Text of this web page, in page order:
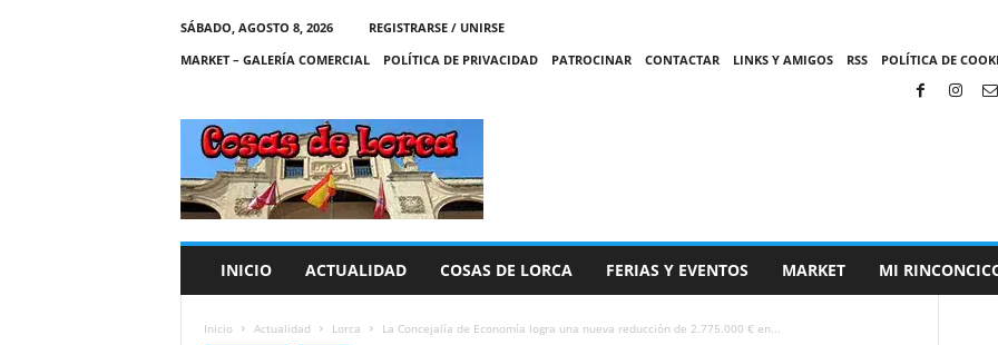
SÁBADO, AGOSTO 8, 2026
REGISTRARSE / UNIRSE
MARKET – GALERÍA COMERCIAL
POLÍTICA DE PRIVACIDAD PATROCINAR CONTACTAR LINKS Y AMIGOS RSS POLÍTICA DE
C
A
S
INICIO ACTUALIDAD COSAS DE LORCA FERIAS Y EVENTOS MARKET MI
Inicio Actualidad Lorca La Concejalía de Economía logra una nueva reducción de 2.775.000 € en...